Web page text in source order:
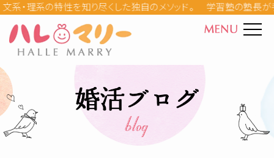
学習塾の塾長が手掛け
カウンセラー紹介
料金
30代の婚活事情(5)
お見合いのコツ(8)